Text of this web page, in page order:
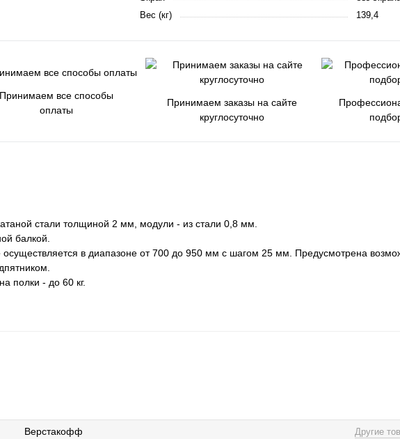
Вес (кг)
139,4
Принимаем все способы
оплаты
Принимаем заказы на сайте
круглосуточно
стали толщиной 2 мм, модули - из стали 0,8 мм.
балкой.
осуществляется в диапазоне от 700 до 950 мм с шагом 25 мм. Предусмотрена
полки - до 60 кг.
Верстакофф Другие